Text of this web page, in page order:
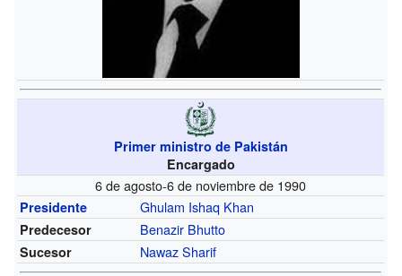
Primer ministro de Pakistán
Encargado
6 de agosto-6 de noviembre de 1990
Presidente Ghulam Ishaq Khan
Predecesor Benazir Bhutto
Sucesor Nawaz Sharif